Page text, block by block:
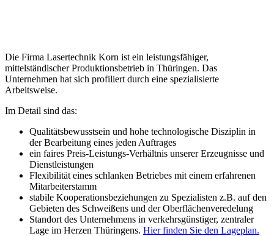
Die Firma Lasertechnik Korn ist ein leistungsfähiger,
mittelständischer Produktionsbetrieb in Thüringen. Das
Unternehmen hat sich profiliert durch eine spezialisierte
Arbeitsweise.
Im Detail sind das:
Qualitätsbewusstsein und hohe technologische Disziplin in
der Bearbeitung eines jeden Auftrages
ein faires Preis-Leistungs-Verhältnis unserer Erzeugnisse und
Dienstleistungen
Flexibilität eines schlanken Betriebes mit einem erfahrenen
Mitarbeiterstamm
stabile Kooperationsbeziehungen zu Spezialisten z.B. auf den
Gebieten des Schweißens und der Oberflächenveredelung
Standort des Unternehmens in verkehrsgünstiger, zentraler
Lage im Herzen Thüringens. Hier finden Sie den Lageplan.